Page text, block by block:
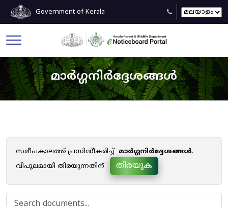
Government of Kerala
മാർഗ്ഗനിർദ്ദേശങ്ങൾ
സമീപകാലത്ത് പ്രസിദ്ധീകരിച്ച് മാർഗ്ഗനിർദ്ദേശങ്ങൾ.
വിപുലമായി തിരയുന്നതിന്
തിരയുക